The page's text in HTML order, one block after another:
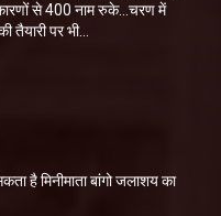
से 400 नाम रुके…चरण में
पर भी...
है मिनीमाता बांगो जलाशय का